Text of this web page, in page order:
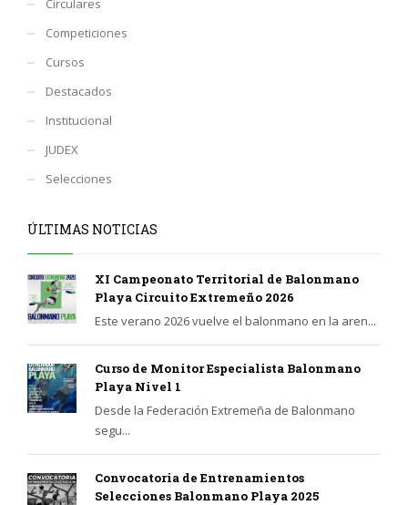
Competiciones
Cursos
Destacados
Institucional
JUDEX
Selecciones
ÚLTIMAS NOTICIAS
XI Campeonato Territorial de Balonmano
Playa Circuito Extremeño 2026
Este verano 2026 vuelve el balonmano en la aren...
Curso de Monitor Especialista Balonmano
Playa Nivel 1
Desde la Federación Extremeña de Balonmano
segu...
Convocatoria de Entrenamientos
Selecciones Balonmano Playa 2025